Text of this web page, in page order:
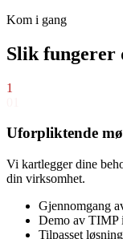
Kom i gang
Slik fungerer
1
Uforpliktende
Vi kartlegger dine
din virksomhet.
Gjennomgang
Demo av TIMP
Tilpasset